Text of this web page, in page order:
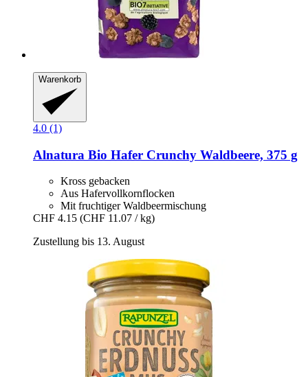
Warenkorb
4.0 (1)
Alnatura Bio Hafer Crunchy Waldbeere, 375 g
Kross gebacken
Aus Hafervollkornflocken
Mit fruchtiger Waldbeermischung
CHF 4.15 (CHF 11.07 / kg)
Zustellung bis 13. August